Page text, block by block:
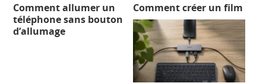
Comment allumer un
téléphone sans bouton
d’allumage
Comment créer un film